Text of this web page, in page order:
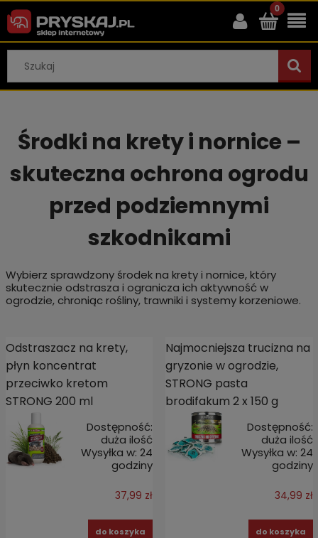
Środki na krety i nornice –
skuteczna ochrona ogrodu
przed podziemnymi
szkodnikami
Wybierz sprawdzony środek na krety i nornice, który
skutecznie odstrasza i ogranicza ich aktywność w
ogrodzie, chroniąc rośliny, trawniki i systemy korzeniowe.
Odstraszacz na krety,
płyn koncentrat
przeciwko kretom
STRONG 200 ml
Dostępność:
duża ilość
Wysyłka w: 24
godziny
37,99 zł
do koszyka
Najmocniejsza trucizna na
gryzonie w ogrodzie,
STRONG pasta
brodifakum 2 x 150 g
Dostępność:
duża ilość
Wysyłka w: 24
godziny
34,99 zł
do koszyka